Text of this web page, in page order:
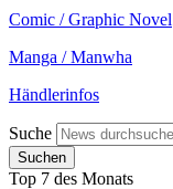
Comic / Graphic Novel
Manga / Manwha
Händlerinfos
Suche
Top 7 des Monats